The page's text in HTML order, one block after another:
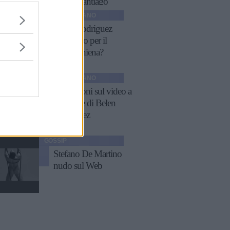
Belen Rodriguez
ritocchino per il
fondoschiena?
Rivelazioni sul video a
luci rosse di Belen
Rodriguez
Stefano De Martino
nudo sul Web